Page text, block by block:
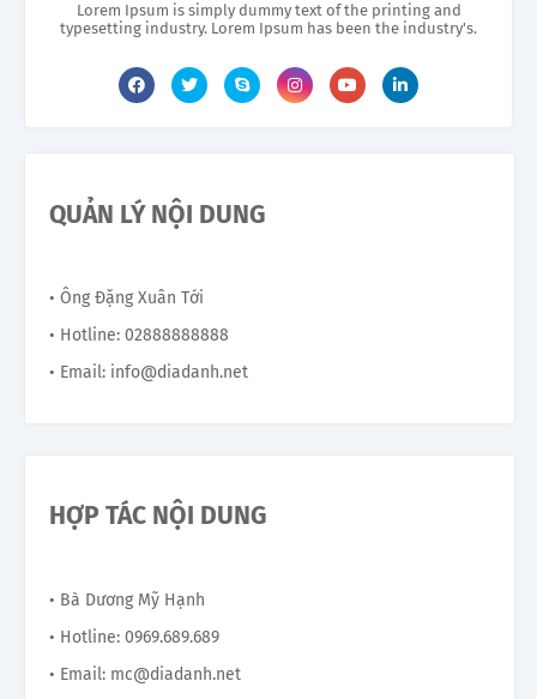
Lorem Ipsum is simply dummy text of the printing and
typesetting industry. Lorem Ipsum has been the industry's.
QUẢN LÝ NỘI DUNG
• Ông Đặng Xuân Tới
• Hotline: 02888888888
• Email: info@diadanh.net
HỢP TÁC NỘI DUNG
• Bà Dương Mỹ Hạnh
• Hotline: 0969.689.689
• Email: mc@diadanh.net